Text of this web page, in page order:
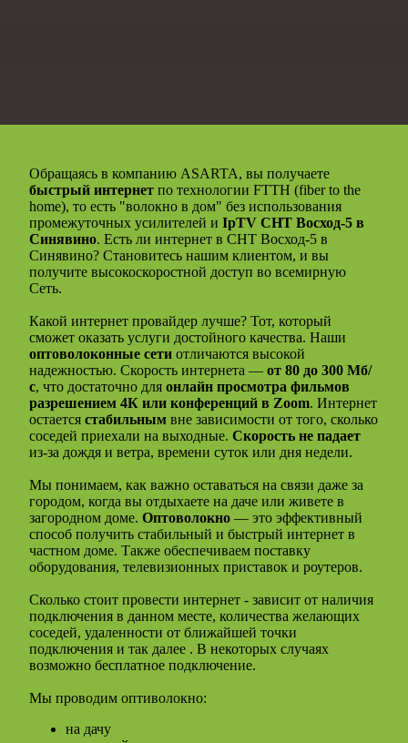
Обращаясь в компанию ASARTA, вы получаете
быстрый интернет по технологии FTTH (fiber to the
home), то есть "волокно в дом" без использования
промежуточных усилителей и IpTV СНТ Восход-5 в
Синявино. Есть ли интернет в СНТ Восход-5 в
Синявино? Становитесь нашим клиентом, и вы
получите высокоскоростной доступ во всемирную
Сеть.
Какой интернет провайдер лучше? Тот, который
сможет оказать услуги достойного качества. Наши
оптоволоконные сети отличаются высокой
надежностью. Скорость интернета — от 80 до 300 Мб/
с, что достаточно для онлайн просмотра фильмов
разрешением 4К или конференций в Zoom. Интернет
остается стабильным вне зависимости от того, сколько
соседей приехали на выходные. Скорость не падает
из-за дождя и ветра, времени суток или дня недели.
Мы понимаем, как важно оставаться на связи даже за
городом, когда вы отдыхаете на даче или живете в
загородном доме. Оптоволокно — это эффективный
способ получить стабильный и быстрый интернет в
частном доме. Также обеспечиваем поставку
оборудования, телевизионных приставок и роутеров.
Сколько стоит провести интернет - зависит от наличия
подключения в данном месте, количества желающих
соседей, удаленности от ближайшей точки
подключения и так далее . В некоторых случаях
возможно бесплатное подключение.
Мы проводим оптиволокно:
на дачу